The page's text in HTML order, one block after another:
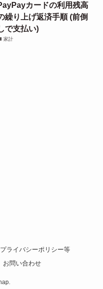
カードの利用残高
繰り上げ返済手順 (前倒
で支払い)
家計
プライバシーポリシー等
お問い合わせ